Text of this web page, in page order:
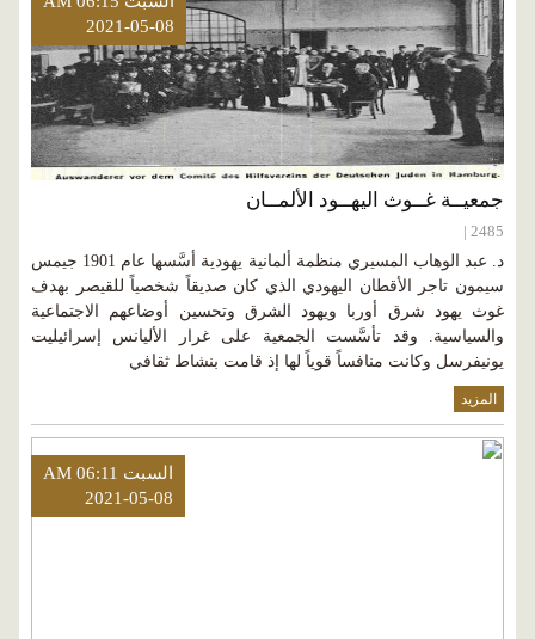
2021-05-08
جمعيــة غــوث اليهــود الألمــان
2485 |
د. عبد الوهاب المسيري منظمة ألمانية يهودية أسَّسها عام 1901 جيمس
سيمون تاجر الأقطان اليهودي الذي كان صديقاً شخصياً للقيصر بهدف
غوث يهود شرق أوربا ويهود الشرق وتحسين أوضاعهم الاجتماعية
والسياسية. وقد تأسَّست الجمعية على غرار الأليانس إسرائيليت
يونيفرسل وكانت منافساً قوياً لها إذ قامت بنشاط ثقافي
المزيد
السبت AM 06:11
2021-05-08